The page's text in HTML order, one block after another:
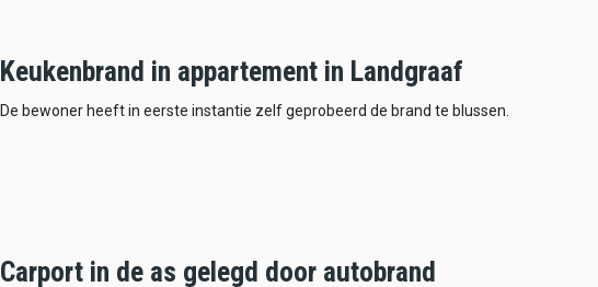
Keukenbrand in appartement in Landgraaf
De bewoner heeft in eerste instantie zelf geprobeerd de brand te blussen.
Carport in de as gelegd door autobrand